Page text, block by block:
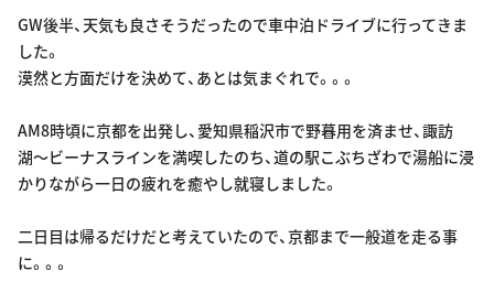
GW後半、天気も良さそうだったので車中泊ドライブに行ってきま
した。
漠然と方面だけを決めて、あとは気まぐれで。。。
AM8時頃に京都を出発し、愛知県稲沢市で野暮用を済ませ、諏訪
湖〜ビーナスラインを満喫したのち、道の駅こぶちざわで湯船に浸
かりながら一日の疲れを癒やし就寝しました。
二日目は帰るだけだと考えていたので、京都まで一般道を走る事
に。。。